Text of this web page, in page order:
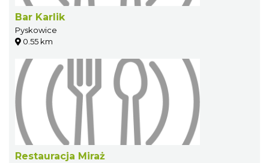
Bar Karlik
Pyskowice
0.55 km
Restauracja Miraż